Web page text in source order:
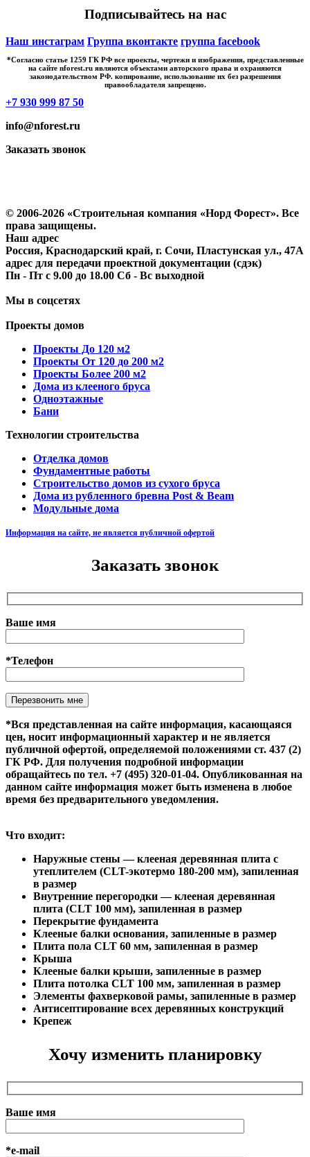
Подписывайтесь на нас
Наш инстаграм Группа вконтакте группа facebook
*Cогласно статье 1259 ГК РФ все проекты, чертежи и изображения, представленные
на сайте nforest.ru являются объектами авторского права и охраняются
законодательством РФ. копирование, использование их без разрешения
правообладателя запрещено.
+7 930 999 87 50
info@nforest.ru
Заказать звонок
© 2006-2026 «Строительная компания «Норд Форест». Все
права защищены.
Наш адрес
Россия, Краснодарский край, г. Сочи, Пластунская ул., 47А
адрес для передачи проектной документации (сдэк)
Пн - Пт с 9.00 до 18.00 Сб - Вс выходной
Мы в соцсетях
Проекты домов
Проекты До 120 м2
Проекты От 120 до 200 м2
Проекты Более 200 м2
Дома из клееного бруса
Одноэтажные
Бани
Технологии строительства
Отделка домов
Фундаментные работы
Строительство домов из сухого бруса
Дома из рубленного бревна Post & Beam
Модульные дома
Информация на сайте, не является публичной офертой
Заказать звонок
Ваше имя
*Телефон
Оставьте это поле пустым.
*Вся представленная на сайте информация, касающаяся
цен, носит информационный характер и не является
публичной офертой, определяемой положениями ст. 437 (2)
ГК РФ. Для получения подробной информации
обращайтесь по тел. +7 (495) 320-01-04. Опубликованная на
данном сайте информация может быть изменена в любое
время без предварительного уведомления.
Что входит:
Наружные стены — клееная деревянная плита с
утеплителем (CLT-экотермо 180-200 мм), запиленная
в размер
Внутренние перегородки — клееная деревянная
плита (CLT 100 мм), запиленная в размер
Перекрытие фундамента
Клееные балки основания, запиленные в размер
Плита пола CLT 60 мм, запиленная в размер
Крыша
Клееные балки крыши, запиленные в размер
Плита потолка CLT 100 мм, запиленная в размер
Элементы фахверковой рамы, запиленные в размер
Антисептирование всех деревянных конструкций
Крепеж
Хочу изменить планировку
Ваше имя
*e-mail